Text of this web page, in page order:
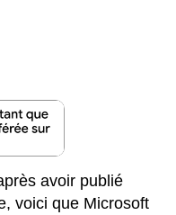
avoir publié
voici que Microsoft